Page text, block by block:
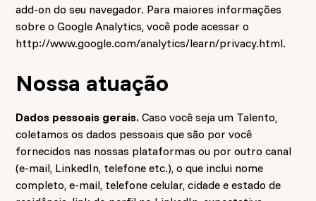
add-on do seu navegador. Para maiores informações
sobre o Google Analytics, você pode acessar o
http://www.google.com/analytics/learn/privacy.html.
Nossa atuação
Dados pessoais gerais.Caso você seja um Talento,
coletamos os dados pessoais que são por você
fornecidos nas nossas plataformas ou por outro canal
(e-mail, LinkedIn, telefone etc.), o que inclui nome
completo, e-mail, telefone celular, cidade e estado de